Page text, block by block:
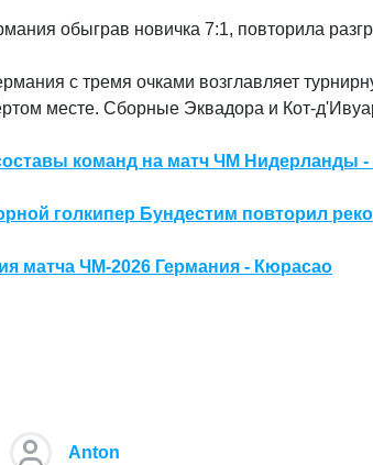
обыграв новичка 7:1, повторила
с тремя очками возглавляет
месте. Сборные Эквадора и Кот-
команд на матч ЧМ Нидерланды
голкипер Бундестим повторил
матча ЧМ-2026 Германия - Кюрасао
Anton